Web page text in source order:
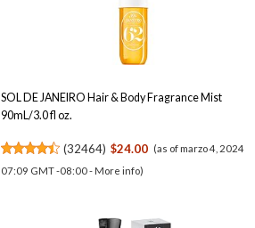
SOL DE JANEIRO Hair & Body Fragrance Mist
90mL/3.0 fl oz.
(32464) $24.00 (as of marzo 4, 2024
07:09 GMT -08:00 - More info)